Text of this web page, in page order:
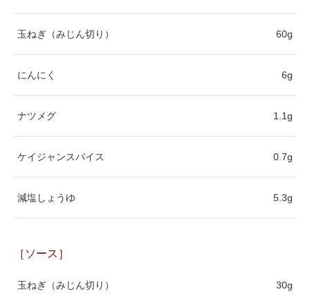
玉ねぎ（みじん切り） 60g
にんにく 6g
ナツメグ 1.1g
ケイジャンスパイス 0.7g
減塩しょうゆ 5.3g
［ソース］
玉ねぎ（みじん切り） 30g